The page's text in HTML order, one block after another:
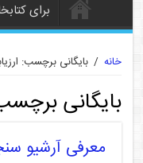
برای
خانه / بایگانی برچسب:
بایگانی
معرفی آرشیو